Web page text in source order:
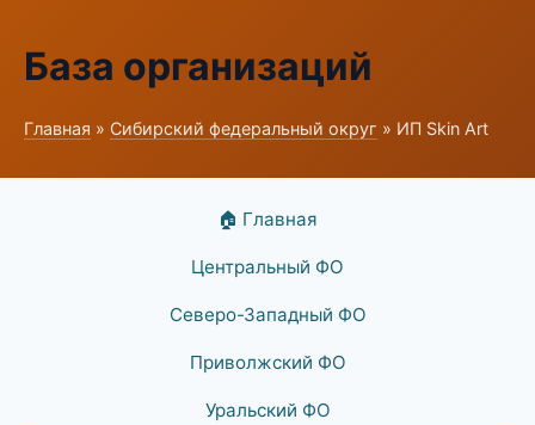
База организаций
Главная » Сибирский федеральный округ » ИП Skin Art
🏠 Главная
Центральный ФО
Северо-Западный ФО
Приволжский ФО
Уральский ФО